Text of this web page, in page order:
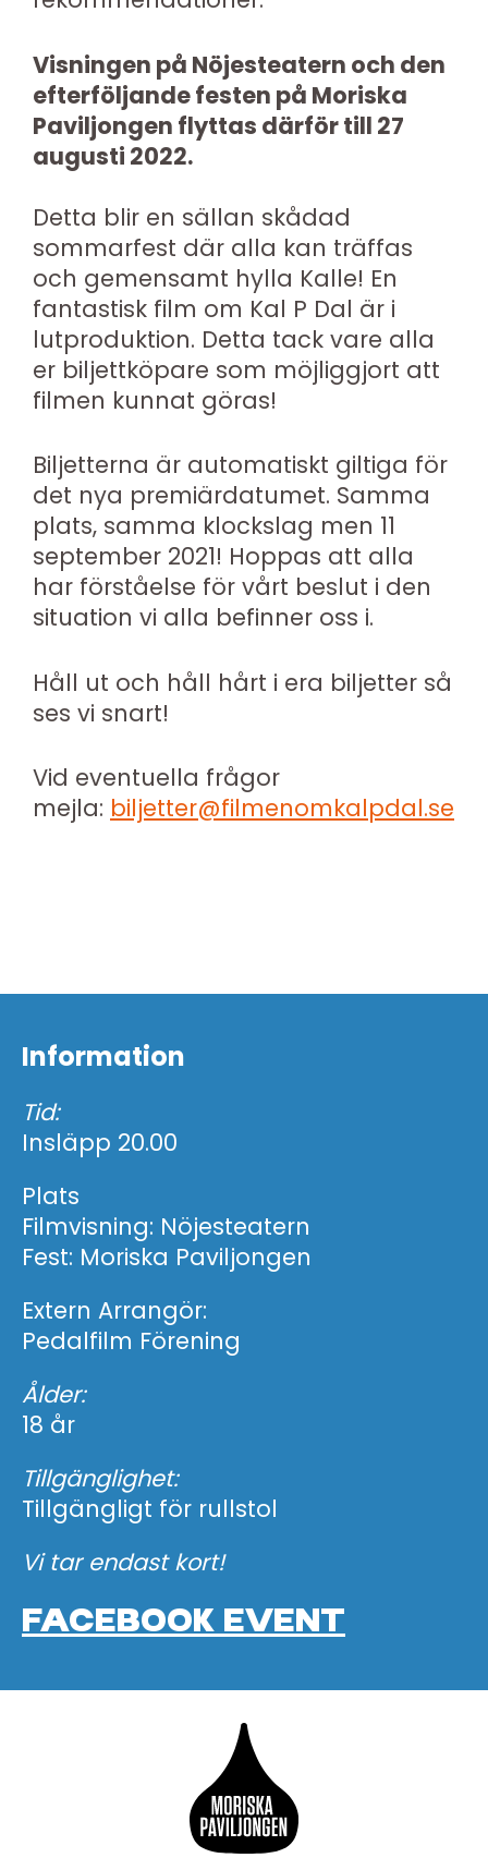
Visningen på Nöjesteatern och den
efterföljande festen på Moriska
Paviljongen flyttas därför till 27
augusti 2022.
Detta blir en sällan skådad
sommarfest där alla kan träffas
och gemensamt hylla Kalle! En
fantastisk film om Kal P Dal är i
lutproduktion. Detta tack vare alla
er biljettköpare som möjliggjort att
filmen kunnat göras!
Biljetterna är automatiskt giltiga för
det nya premiärdatumet. Samma
plats, samma klockslag men 11
september 2021! Hoppas att alla
har förståelse för vårt beslut i den
situation vi alla befinner oss i.
Håll ut och håll hårt i era biljetter så
ses vi snart!
Vid eventuella frågor
mejla: biljetter@filmenomkalpdal.se
Information
Tid:
Insläpp 20.00
Plats
Filmvisning: Nöjesteatern
Fest: Moriska Paviljongen
Extern Arrangör:
Pedalfilm Förening
Ålder:
18 år
Tillgänglighet:
Tillgängligt för rullstol
Vi tar endast kort!
FACEBOOK EVENT